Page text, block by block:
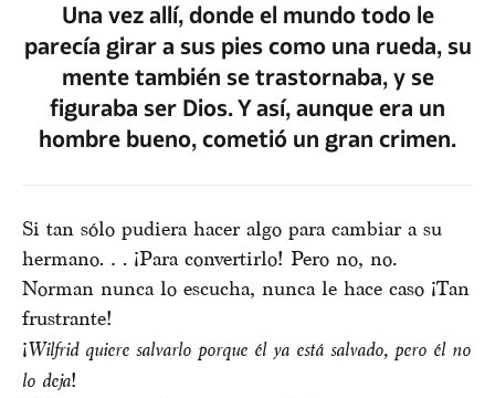
Una vez allí, donde el mundo todo le
parecía girar a sus pies como una rueda, su
mente también se trastornaba, y se
figuraba ser Dios. Y así, aunque era un
hombre bueno, cometió un gran crimen.
Si tan sólo pudiera hacer algo para cambiar a su
hermano… ¡Para convertirlo! Pero no, no.
Norman nunca lo escucha, nunca le hace caso ¡Tan
frustrante!
¡Wilfrid quiere salvarlo porque él ya está salvado, pero él no
lo deja!